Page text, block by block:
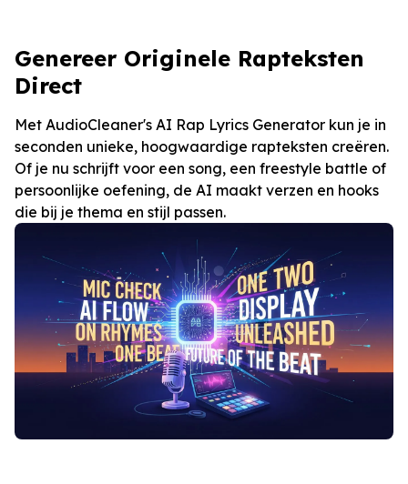
Genereer Originele Rapteksten
Direct
Met AudioCleaner's AI Rap Lyrics Generator kun je in
seconden unieke, hoogwaardige rapteksten creëren.
Of je nu schrijft voor een song, een freestyle battle of
persoonlijke oefening, de AI maakt verzen en hooks
die bij je thema en stijl passen.